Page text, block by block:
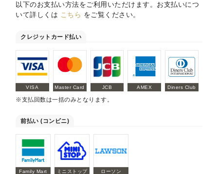
以下のお支払い方法をご利用いただけます。お支払いにつ
いて詳しくは こちら をご覧ください。
クレジットカード払い
VISA Master Card JCB AMEX Diners Club
※支払回数は一括のみとなります。
前払い (コンビニ)
Family Mart ミニストップ ローソン